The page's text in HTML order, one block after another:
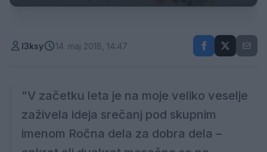
l3ksy 14. maj 2018, 14:47
"V začetku leta je na moje veliko veselje
zaživela ideja srečanj pod skupnim
imenom Ročna dela za dobra dela –